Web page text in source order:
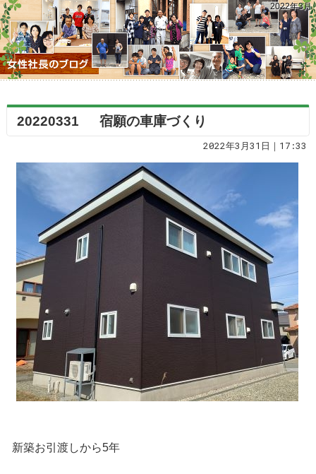
2022年3月
20220331 宿願の車庫づくり
2022年3月31日｜17:33
新築お引渡しから5年